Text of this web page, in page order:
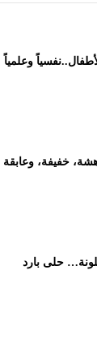
وعلمياً
خفيفة، وعابقة
حلى بارد